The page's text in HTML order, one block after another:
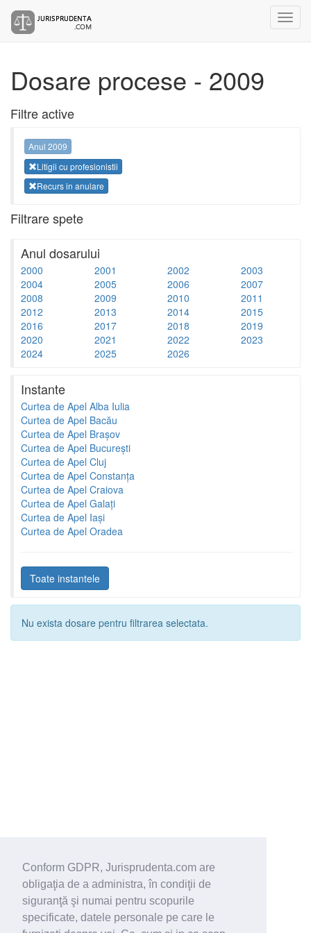
Conform GDPR, Jurisprudenta.com are
obligaţia de a administra, în condiţii de
siguranţă şi numai pentru scopurile
specificate, datele personale pe care le
Dosare procese - 2009
Filtre active
Anul 2009
Litigii cu profesionistii
Recurs in anulare
Filtrare spete
Anul dosarului
2000 2001 2002
2003
2004
2005 2006
2007
2008
2009 2010
2011
2012
2013 2014
2015
2016
2017 2018
2019
2020
2021 2022
2023
2024
2025 2026
Instante
Curtea de Apel Alba Iulia
Curtea de Apel Bacău
Curtea de Apel Brașov
Curtea de Apel București
Curtea de Apel Cluj
Curtea de Apel Constanța
Curtea de Apel Craiova
Curtea de Apel Galați
Curtea de Apel Iași
Curtea de Apel Oradea
Toate instantele
Nu exista dosare pentru filtrarea selectata.